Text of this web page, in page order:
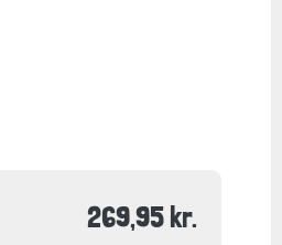
269,95 kr.